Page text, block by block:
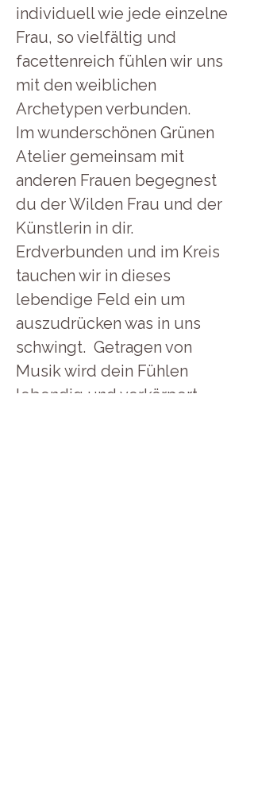
individuell wie jede einzelne
Frau, so vielfältig und
facettenreich fühlen wir uns
mit den weiblichen
Archetypen verbunden.
Im wunderschönen Grünen
Atelier gemeinsam mit
anderen Frauen begegnest
du der Wilden Frau und der
Künstlerin in dir.
Erdverbunden und im Kreis
tauchen wir in dieses
lebendige Feld ein um
auszudrücken was in uns
schwingt.  Getragen von
Musik wird dein Fühlen
lebendig und verkörpert